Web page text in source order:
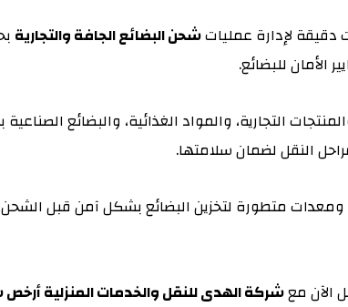
دقيقة لإدارة عملياتشحن البضائع الجافة والتجارية
الأمان للبضائع.
التجارية، والمواد الغذائية، والبضائع
النقل لضمان سلامتها.
ومعدات متطورة لتخزين البضائع بشكل آمن قبل
الآن معشركة الهدى للنقل والخدمات المنزلية